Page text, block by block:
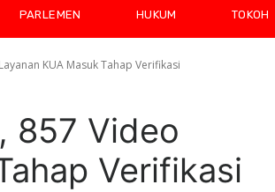
PARLEMEN HUKUM TOKOH
KUA Masuk Tahap Verifikasi
857 Video
Verifikasi